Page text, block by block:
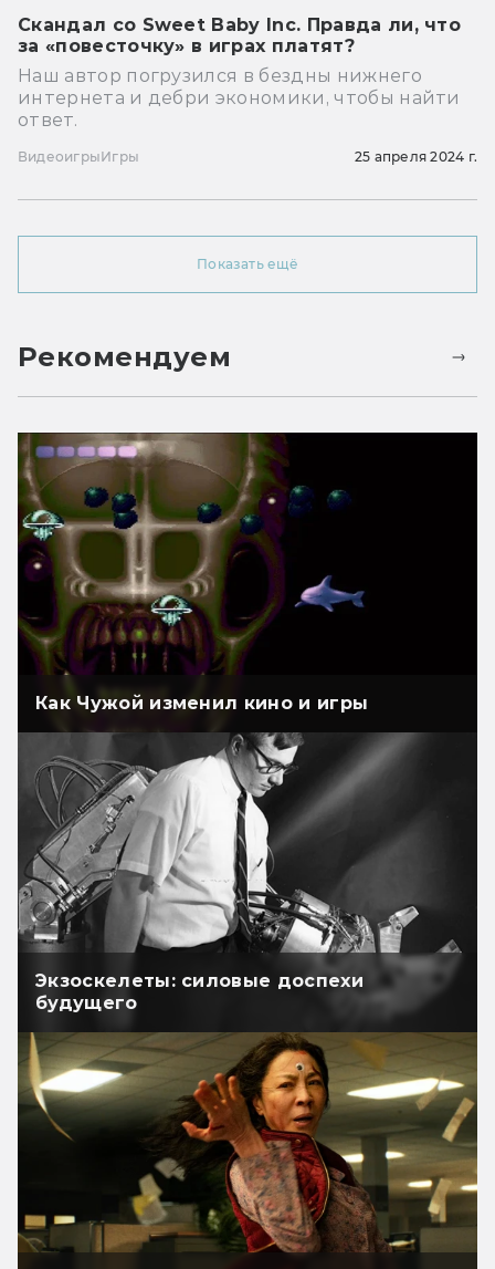
Скандал со Sweet Baby Inc. Правда ли, что
за «повесточку» в играх платят?
Наш автор погрузился в бездны нижнего
интернета и дебри экономики, чтобы найти
ответ.
ВидеоигрыИгры 25 апреля 2024 г.
Показать ещё
Рекомендуем
Как Чужой изменил кино и игры
Экзоскелеты: силовые доспехи
будущего